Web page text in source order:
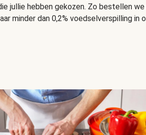
jullie hebben gekozen. Zo bestellen
minder dan 0,2% voedselverspilling in